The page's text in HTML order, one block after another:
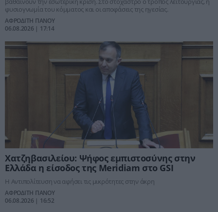
φυσιογνωμία του κόμματος και οι αποφάσεις της ηγεσίας.
ΑΦΡΟΔΙΤΗ ΠΑΝΟΥ
06.08.2026 | 17:14
Χατζηβασιλείου: Ψήφος εμπιστοσύνης στην
Ελλάδα η είσοδος της Meridiam στο GSI
Η Αντιπολίτευση να αφήσει τις μικρότητες στην άκρη
ΑΦΡΟΔΙΤΗ ΠΑΝΟΥ
06.08.2026 | 16:52